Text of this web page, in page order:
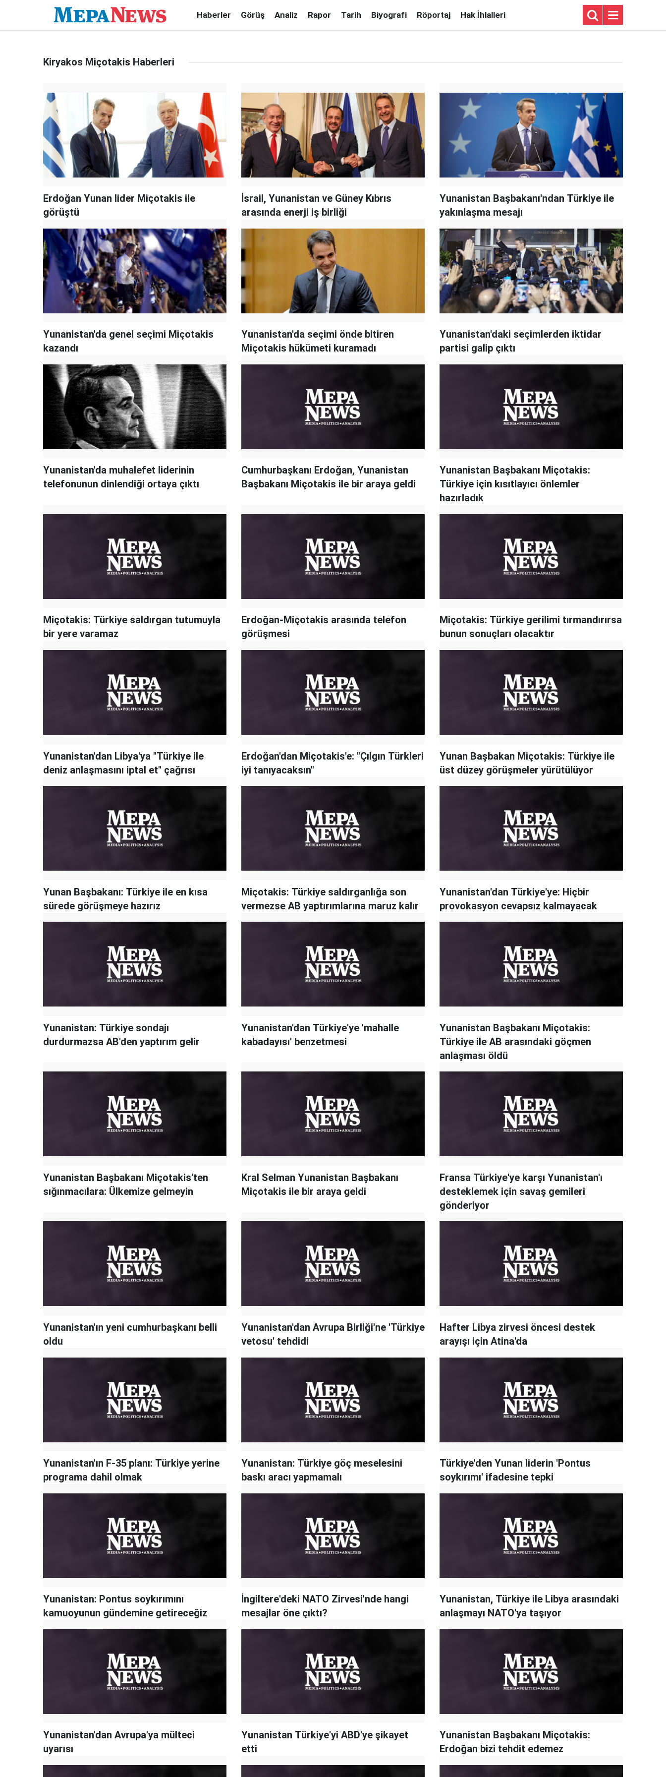
Haberler Görüş Analiz Rapor Tarih Biyografi Röportaj Hak İhlalleri
Kiryakos Miçotakis Haberleri
Erdoğan Yunan lider Miçotakis ile
görüştü
İsrail, Yunanistan ve Güney Kıbrıs
arasında enerji iş birliği
Yunanistan Başbakanı'ndan Türkiye ile
yakınlaşma mesajı
Yunanistan'da genel seçimi Miçotakis
kazandı
Yunanistan'da seçimi önde bitiren
Miçotakis hükümeti kuramadı
Yunanistan'daki seçimlerden iktidar
partisi galip çıktı
Yunanistan'da muhalefet liderinin
telefonunun dinlendiği ortaya çıktı
Cumhurbaşkanı Erdoğan, Yunanistan
Başbakanı Miçotakis ile bir araya geldi
Yunanistan Başbakanı Miçotakis:
Türkiye için kısıtlayıcı önlemler
hazırladık
Miçotakis: Türkiye saldırgan tutumuyla
bir yere varamaz
Erdoğan-Miçotakis arasında telefon
görüşmesi
Miçotakis: Türkiye gerilimi tırmandırırsa
bunun sonuçları olacaktır
Yunanistan'dan Libya'ya "Türkiye ile
deniz anlaşmasını iptal et" çağrısı
Erdoğan'dan Miçotakis'e: "Çılgın Türkleri
iyi tanıyacaksın"
Yunan Başbakan Miçotakis: Türkiye ile
üst düzey görüşmeler yürütülüyor
Yunan Başbakanı: Türkiye ile en kısa
sürede görüşmeye hazırız
Miçotakis: Türkiye saldırganlığa son
vermezse AB yaptırımlarına maruz kalır
Yunanistan'dan Türkiye'ye: Hiçbir
provokasyon cevapsız kalmayacak
Yunanistan: Türkiye sondajı
durdurmazsa AB'den yaptırım gelir
Yunanistan'dan Türkiye'ye 'mahalle
kabadayısı' benzetmesi
Yunanistan Başbakanı Miçotakis:
Türkiye ile AB arasındaki göçmen
anlaşması öldü
Yunanistan Başbakanı Miçotakis'ten
sığınmacılara: Ülkemize gelmeyin
Kral Selman Yunanistan Başbakanı
Miçotakis ile bir araya geldi
Fransa Türkiye'ye karşı Yunanistan'ı
desteklemek için savaş gemileri
gönderiyor
Yunanistan'ın yeni cumhurbaşkanı belli
oldu
Yunanistan'dan Avrupa Birliği'ne 'Türkiye
vetosu' tehdidi
Hafter Libya zirvesi öncesi destek
arayışı için Atina'da
Yunanistan'ın F-35 planı: Türkiye yerine
programa dahil olmak
Yunanistan: Türkiye göç meselesini
baskı aracı yapmamalı
Türkiye'den Yunan liderin 'Pontus
soykırımı' ifadesine tepki
Yunanistan: Pontus soykırımını
kamuoyunun gündemine getireceğiz
İngiltere'deki NATO Zirvesi'nde hangi
mesajlar öne çıktı?
Yunanistan, Türkiye ile Libya arasındaki
anlaşmayı NATO'ya taşıyor
Yunanistan'dan Avrupa'ya mülteci
uyarısı
Yunanistan Türkiye'yi ABD'ye şikayet
etti
Yunanistan Başbakanı Miçotakis:
Erdoğan bizi tehdit edemez